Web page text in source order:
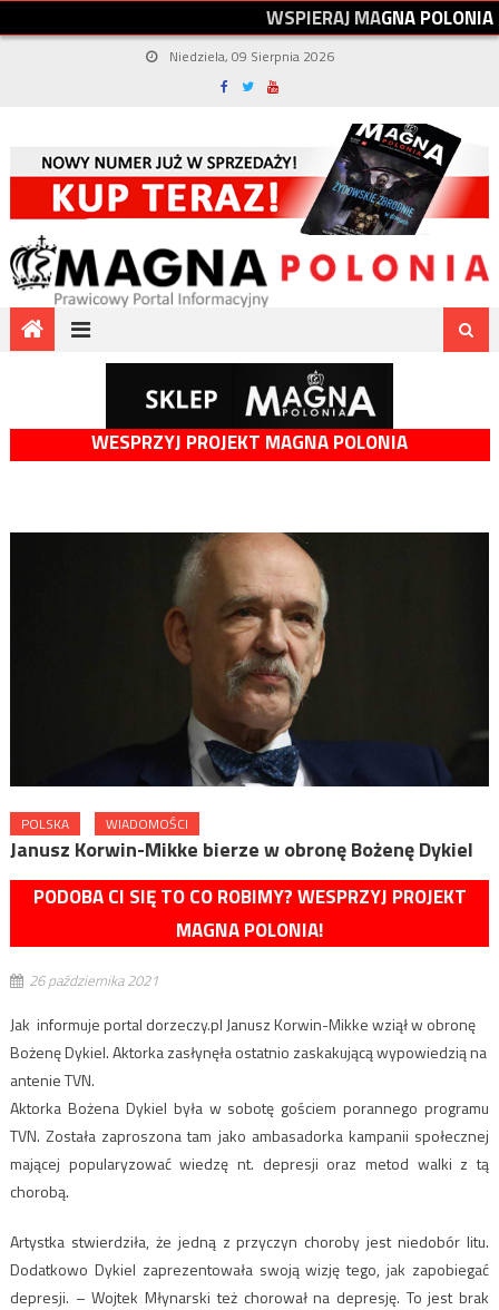
WSPIERAJMAGNAPOLONIA
Niedziela, 09 Sierpnia 2026
WESPRZYJ PROJEKT MAGNA POLONIA
POLSKA WIADOMOŚCI
Janusz Korwin-Mikke bierze w obronę Bożenę Dykiel
PODOBA CI SIĘ TO CO ROBIMY? WESPRZYJ PROJEKT
MAGNA POLONIA!
26 października 2021
Jak informuje portal dorzeczy.pl Janusz Korwin-Mikke wziął w obronę
Bożenę Dykiel. Aktorka zasłynęła ostatnio zaskakującą wypowiedzią na
antenie TVN.
Aktorka Bożena Dykiel była w sobotę gościem porannego programu
TVN. Została zaproszona tam jako ambasadorka kampanii społecznej
mającej popularyzować wiedzę nt. depresji oraz metod walki z tą
chorobą.
Artystka stwierdziła, że jedną z przyczyn choroby jest niedobór litu.
Dodatkowo Dykiel zaprezentowała swoją wizję tego, jak zapobiegać
depresji. – Wojtek Młynarski też chorował na depresję. To jest brak